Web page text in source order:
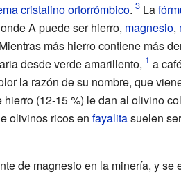
cristalino ortorrómbico. La
A puede ser hierro, magnesio,
Mientras más hierro contiene más
desde verde amarillento,
a
la razón de su nombre, que
hierro (12-15%) le dan al olivino
olivinos ricos en fayalitasuelen
de magnesio en la minería, y se